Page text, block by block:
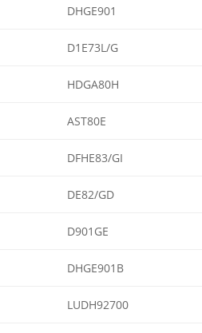
DHGE901
D1E73L/G
HDGA80H
AST80E
DFHE83/GI
DE82/GD
D901GE
DHGE901B
LUDH92700